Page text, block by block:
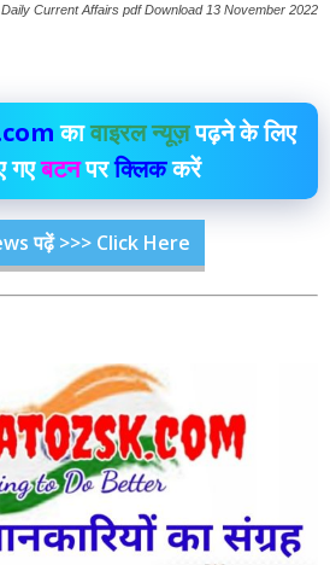
Daily Current Affairs pdf Download 13 November 2022
कावाइरल न्यूज़पढ़ने के लिए
गएबटनपरक्लिककरें
पढ़ें >>> Click Here